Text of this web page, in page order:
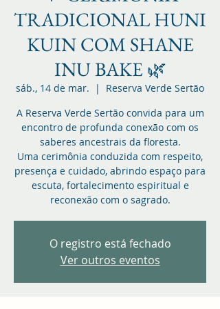
TRADICIONAL HUNI
KUIN COM SHANE
INU BAKE 🌿
sáb., 14 de mar.
  |
Reserva Verde Sertão
A Reserva Verde Sertão convida para um
encontro de profunda conexão com os
saberes ancestrais da floresta.
Uma cerimônia conduzida com respeito,
presença e cuidado, abrindo espaço para
escuta, fortalecimento espiritual e
reconexão com o sagrado.
O registro está fechado
Ver outros eventos